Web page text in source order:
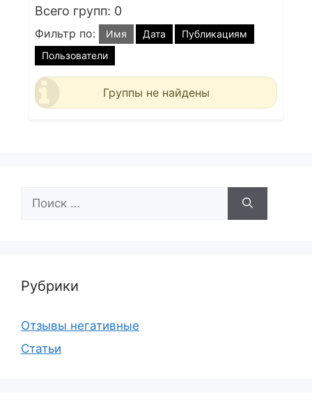
Всего групп: 0
Фильтр по: Имя Дата
Публикациям
Пользователи
Группы не найдены
Рубрики
Отзывы негативные
Статьи